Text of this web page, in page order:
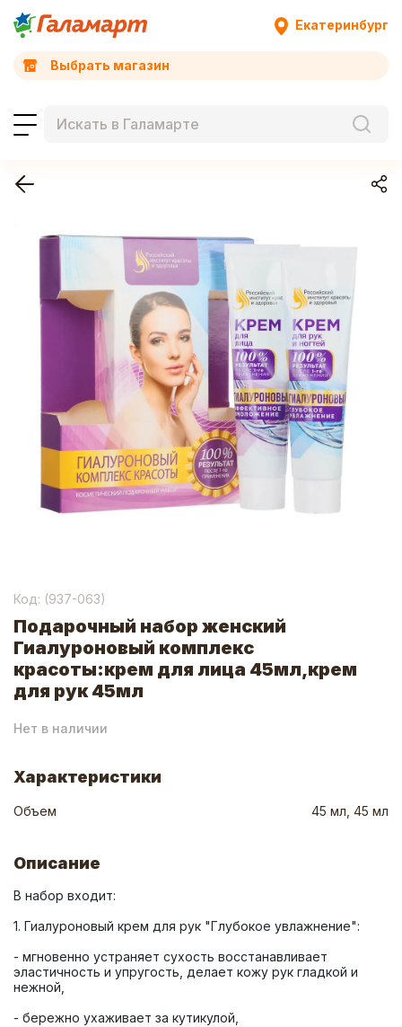
Екатеринбург
Выбрать магазин
Код: (937-063)
Подарочный набор женский
Гиалуроновый комплекс
красоты:крем для лица 45мл,крем
для рук 45мл
Нет в наличии
Характеристики
Объем 45 мл, 45 мл
Описание
- мгновенно устраняет сухость восстанавливает
эластичность и упругость, делает кожу рук гладкой и